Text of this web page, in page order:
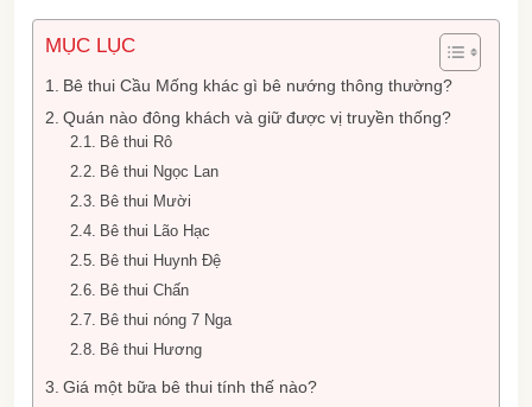
MỤC LỤC
Bê thui Cầu Mống khác gì bê nướng thông thường?
Quán nào đông khách và giữ được vị truyền thống?
Bê thui Rô
Bê thui Ngọc Lan
Bê thui Mười
Bê thui Lão Hạc
Bê thui Huynh Đệ
Bê thui Chấn
Bê thui nóng 7 Nga
Bê thui Hương
Giá một bữa bê thui tính thế nào?